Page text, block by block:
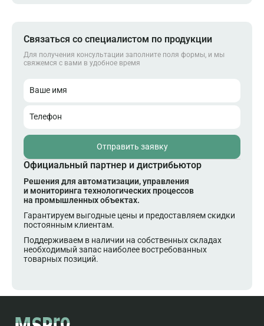
Связаться со специалистом по продукции
Для получения консультации заполните поля формы, и мы
свяжемся с вами в удобное время
Ваше имя
Телефон
Отправить заявку
Официальный партнер и дистрибьютор
Решения для автоматизации, управления
и мониторинга технологических процессов
на промышленных объектах.
Гарантируем выгодные цены и предоставляем скидки
постоянным клиентам.
Поддерживаем в наличии на собственных складах
необходимый запас наиболее востребованных
товарных позиций.